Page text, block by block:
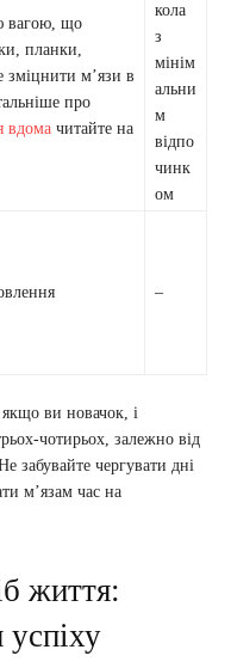
вагою, що
планки,
м’язи в
про
вдома читайте на
кола
з
мінім
альни
м
відпо
чинк
ом
–
ви новачок, і
чотирьох, залежно від
забувайте чергувати дні
м’язам час на
життя: